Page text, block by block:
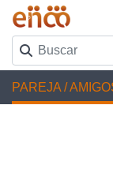
PAREJA /